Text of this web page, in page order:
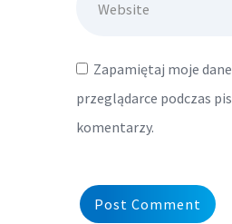
Website
Zapamiętaj moje
przeglądarce podczas
komentarzy.